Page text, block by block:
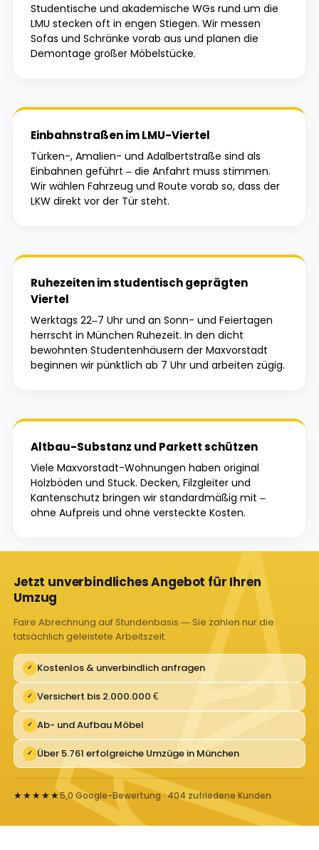
Studentische und akademische WGs rund um die
LMU stecken oft in engen Stiegen. Wir messen
Sofas und Schränke vorab aus und planen die
Demontage großer Möbelstücke.
Einbahnstraßen im LMU-Viertel
Türken-, Amalien- und Adalbertstraße sind als
Einbahnen geführt – die Anfahrt muss stimmen.
Wir wählen Fahrzeug und Route vorab so, dass der
LKW direkt vor der Tür steht.
Ruhezeiten im studentisch geprägten
Viertel
Werktags 22–7 Uhr und an Sonn- und Feiertagen
herrscht in München Ruhezeit. In den dicht
bewohnten Studentenhäusern der Maxvorstadt
beginnen wir pünktlich ab 7 Uhr und arbeiten zügig.
Altbau-Substanz und Parkett schützen
Viele Maxvorstadt-Wohnungen haben original
Holzböden und Stuck. Decken, Filzgleiter und
Kantenschutz bringen wir standardmäßig mit –
ohne Aufpreis und ohne versteckte Kosten.
Jetzt unverbindliches Angebot für Ihren
Umzug
Faire Abrechnung auf Stundenbasis — Sie zahlen nur die
tatsächlich geleistete Arbeitszeit.
✓ Kostenlos & unverbindlich anfragen
✓ Versichert bis 2.000.000 €
✓ Ab- und Aufbau Möbel
✓ Über 5.761 erfolgreiche Umzüge in München
★★★★★5,0 Google-Bewertung · 404 zufriedene Kunden